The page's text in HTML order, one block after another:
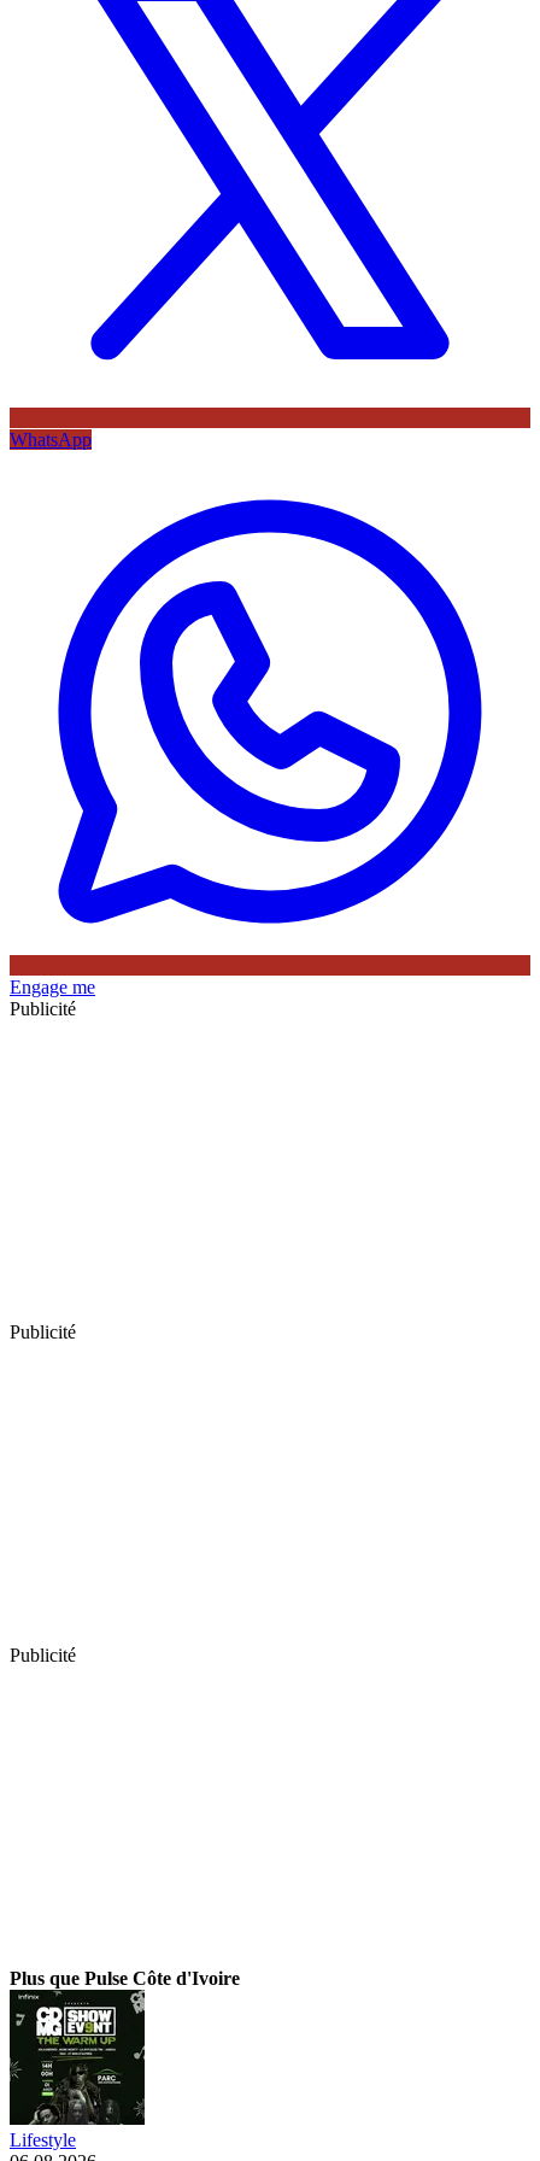
WhatsApp
Engage me
Publicité
Publicité
Publicité
Plus que Pulse Côte d'Ivoire
Lifestyle